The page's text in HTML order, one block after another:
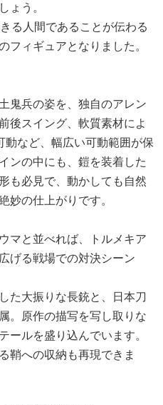
ょう。
る人間であることが伝わる
フィギュアとなりました。
鬼兵の姿を、独自のアレン
後スイング、軟質素材によ
動など、幅広い可動範囲が保
ンの中にも、鎧を装着した
も必見で、動かしても自然
妙の仕上がりです。
マと並べれば、トルメキア
げる戦場での対決シーン
た大振りな長銃と、日本刀
。原作の描写を写し取りな
ールを盛り込んでいます。
鞘への収納も再現できま